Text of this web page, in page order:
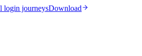
login journeysDownload